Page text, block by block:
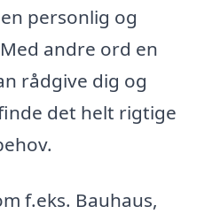
personlig og
andre ord en
rådgive dig og
det helt rigtige
f.eks. Bauhaus,